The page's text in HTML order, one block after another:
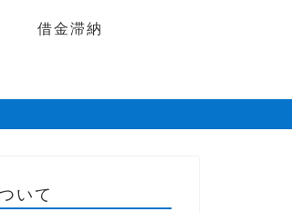
借金滞納
いて